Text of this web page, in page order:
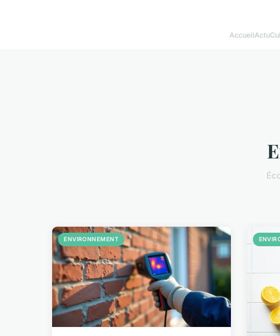
AccueilActu
ENVIRONNEMENT